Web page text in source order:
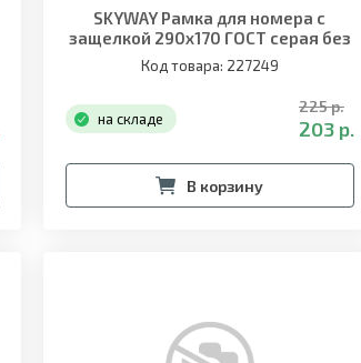
SKYWAY Рамка для номера с
защелкой 290х170 ГОСТ серая без
надписи
Код товара: 227249
на складе
225 р.
203 р.
В корзину